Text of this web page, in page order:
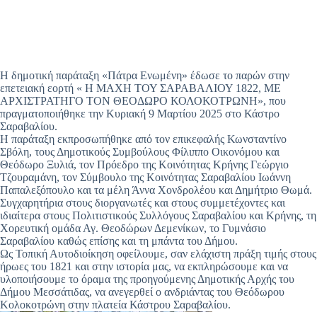
Η δημοτική παράταξη «Πάτρα Ενωμένη» έδωσε το παρών στην
επετειακή εορτή « Η ΜΑΧΗ ΤΟΥ ΣΑΡΑΒΑΛΙΟΥ 1822, ΜΕ
ΑΡΧΙΣΤΡΑΤΗΓΟ ΤΟΝ ΘΕΟΔΩΡΟ ΚΟΛΟΚΟΤΡΩΝΗ», που
πραγματοποιήθηκε την Κυριακή 9 Μαρτίου 2025 στο Κάστρο
Σαραβαλίου.
Η παράταξη εκπροσωπήθηκε από τον επικεφαλής Κωνσταντίνο
Σβόλη, τους Δημοτικούς Συμβούλους Φίλιππο Οικονόμου και
Θεόδωρο Ξυλιά, τον Πρόεδρο της Κοινότητας Κρήνης Γεώργιο
Τζουραμάνη, τον Σύμβουλο της Κοινότητας Σαραβαλίου Ιωάννη
Παπαλεξόπουλο και τα μέλη Άννα Χονδρολέου και Δημήτριο Θωμά.
Συγχαρητήρια στους διοργανωτές και στους συμμετέχοντες και
ιδιαίτερα στους Πολιτιστικούς Συλλόγους Σαραβαλίου και Κρήνης, τη
Χορευτική ομάδα Αγ. Θεοδώρων Δεμενίκων, το Γυμνάσιο
Σαραβαλίου καθώς επίσης και τη μπάντα του Δήμου.
Ως Τοπική Αυτοδιοίκηση οφείλουμε, σαν ελάχιστη πράξη τιμής στους
ήρωες του 1821 και στην ιστορία μας, να εκπληρώσουμε και να
υλοποιήσουμε το όραμα της προηγούμενης Δημοτικής Αρχής του
Δήμου Μεσσάτιδας, να ανεγερθεί ο ανδριάντας του Θεόδωρου
Κολοκοτρώνη στην πλατεία Κάστρου Σαραβαλίου.